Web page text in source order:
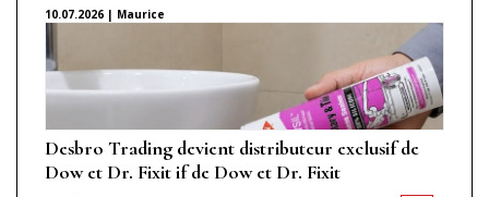
10.07.2026 | Maurice
Desbro Trading devient distributeur exclusif de
Dow et Dr. Fixit if de Dow et Dr. Fixit